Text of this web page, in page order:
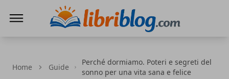
Home Guide
Perché dormiamo. Poteri e segreti del
sonno per una vita sana e felice